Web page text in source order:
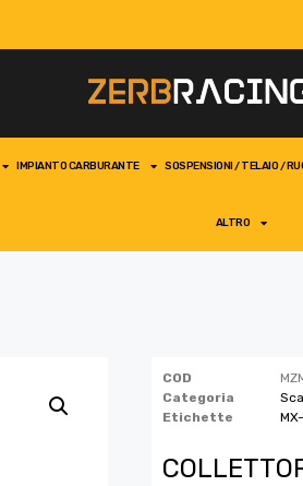
IMPIANTO CARBURANTE SOSPENSIONI / TELAIO /
ALTRO
COD
Categoria
Etichette